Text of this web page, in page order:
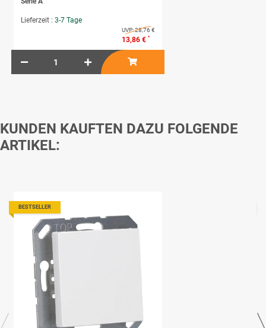
Lieferzeit : 3-7 Tage
UVP:28,76 €
13,86 € *
KUNDEN KAUFTEN DAZU FOLGENDE
ARTIKEL:
BESTSELLER